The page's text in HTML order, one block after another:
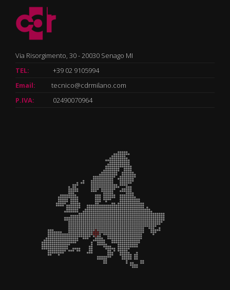
Via Risorgimento, 30 - 20030 Senago MI
TEL:
+39 02 9105994
Email:
tecnico@cdrmilano.com
P.IVA:
02490070964